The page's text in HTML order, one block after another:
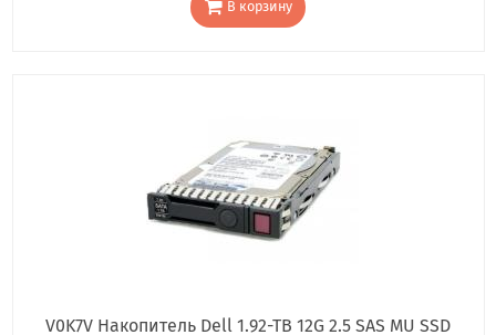
В корзину
V0K7V Накопитель Dell 1.92-TB 12G 2.5 SAS MU SSD